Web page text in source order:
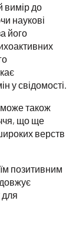
вимір до
наукові
його
у свідомості.
може також
що ще
верств
позитивним
для